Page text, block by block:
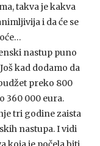
takva je kakva
i da će se
nastup puno
kad dodamo da
preko 800
360 000 eura.
tri godine zaista
nastupa. I vidi